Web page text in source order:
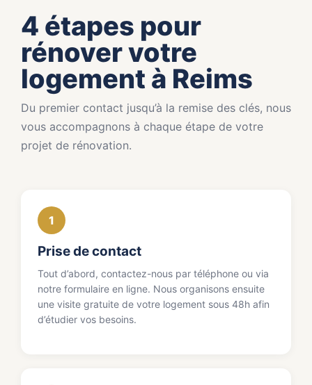
4 étapes pour
rénover votre
logement à Reims
Du premier contact jusqu’à la remise des clés, nous
vous accompagnons à chaque étape de votre
projet de rénovation.
1
Prise de contact
Tout d’abord, contactez-nous par téléphone ou via
notre formulaire en ligne. Nous organisons ensuite
une visite gratuite de votre logement sous 48h afin
d’étudier vos besoins.